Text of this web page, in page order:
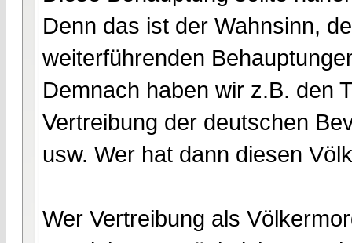
Denn das ist der Wahnsinn,
weiterführenden
Demnach haben wir z.B. den
Vertreibung der deutschen
usw. Wer hat dann diesen
Wer Vertreibung als